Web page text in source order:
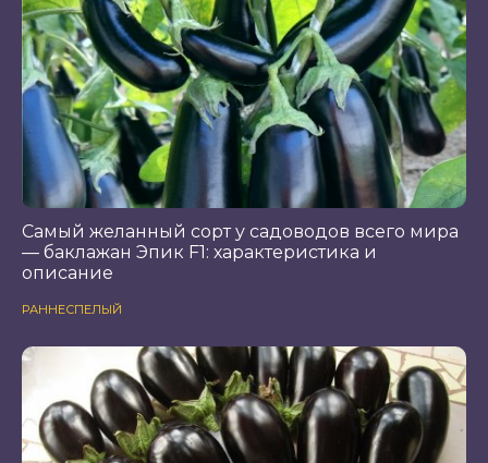
Самый желанный сорт у садоводов всего мира
— баклажан Эпик F1: характеристика и
описание
РАННЕСПЕЛЫЙ